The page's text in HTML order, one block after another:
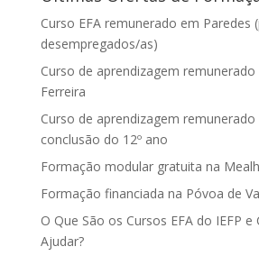
Curso EFA remunerado em Paredes
desempregados/as)
Curso de aprendizagem
Ferreira
Curso de aprendizagem
conclusão do 12º ano
Formação modular gratuita na
Formação financiada na Póvoa de
O Que São os Cursos EFA do IEFP
Ajudar?